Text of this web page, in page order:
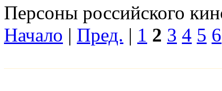
Персоны российского
Начало | Пред. | 1 2 3 4 5 6